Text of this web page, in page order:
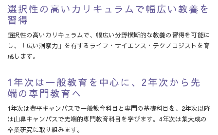
選択性の高いカリキュラムで幅広い教養を
習得
選択性の高いカリキュラムで、幅広い分野横断的な教養の習得を可能に
し、「広い洞察力」を有するライフ・サイエンス・テクノロジストを育
成します。
1年次は一般教育を中心に、2年次から先
端の専門教育へ
1年次は豊平キャンパスで一般教育科目と専門の基礎科目を、2年次以降
は山鼻キャンパスで先端的専門教育科目を学びます。4年次は集大成の
卒業研究に取り組みます。